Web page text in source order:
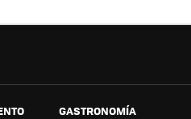
GASTRONOMÍA